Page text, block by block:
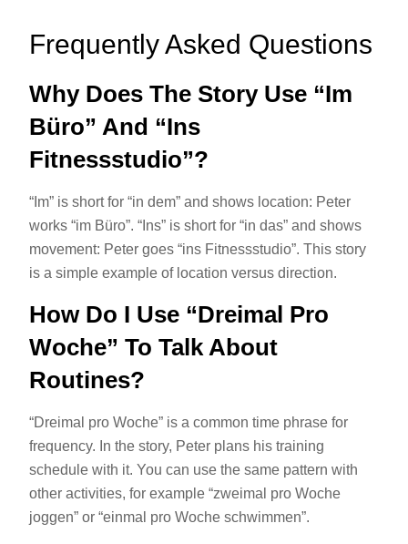
Frequently Asked Questions
Why Does The Story Use “im
Büro” And “ins
Fitnessstudio”?
“Im” is short for “in dem” and shows location: Peter
works “im Büro”. “Ins” is short for “in das” and shows
movement: Peter goes “ins Fitnessstudio”. This story
is a simple example of location versus direction.
How Do I Use “dreimal Pro
Woche” To Talk About
Routines?
“Dreimal pro Woche” is a common time phrase for
frequency. In the story, Peter plans his training
schedule with it. You can use the same pattern with
other activities, for example “zweimal pro Woche
joggen” or “einmal pro Woche schwimmen”.